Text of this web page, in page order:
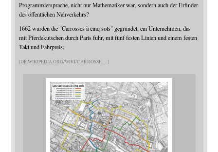
Programmiersprache, nicht nur Mathematiker war, sondern auch der Erfinder
des öffentlichen Nahverkehrs?
1662 wurden die "Carrosses à cinq sols" gegründet, ein Unternehmen, das
mit Pferdekutschen durch Paris fuhr, mit fünf festen Linien und einem festen
Takt und Fahrpreis.
DE.WIKIPEDIA.ORG/WIKI/CARROSSE